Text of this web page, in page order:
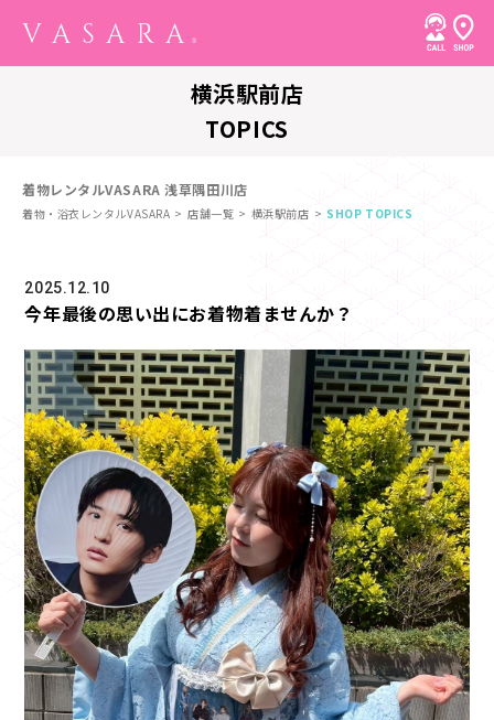
横浜駅前店
TOPICS
着物レンタルVASARA 浅草隅田川店
着物・浴衣レンタルVASARA 店舗一覧 横浜駅前店 SHOP TOPICS
2025.12.10
今年最後の思い出にお着物着ませんか？